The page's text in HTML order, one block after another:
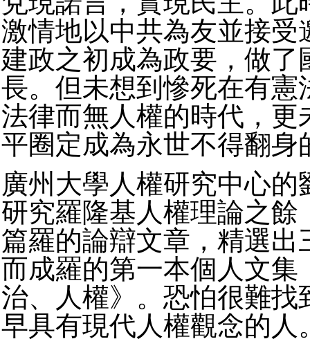
激情地以中共為友並接受
建政之初成為政要，做了
長。但未想到慘死在有憲
法律而無人權的時代，更
平圈定成為永世不得翻身
廣州大學人權研究中心的
研究羅隆基人權理論之餘
篇羅的論辯文章，精選出
而成羅的第一本個人文集
治、人權》。恐怕很難找
早具有現代人權觀念的人